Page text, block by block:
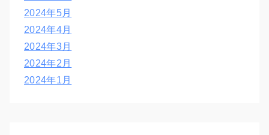
2024年5月
2024年4月
2024年3月
2024年2月
2024年1月